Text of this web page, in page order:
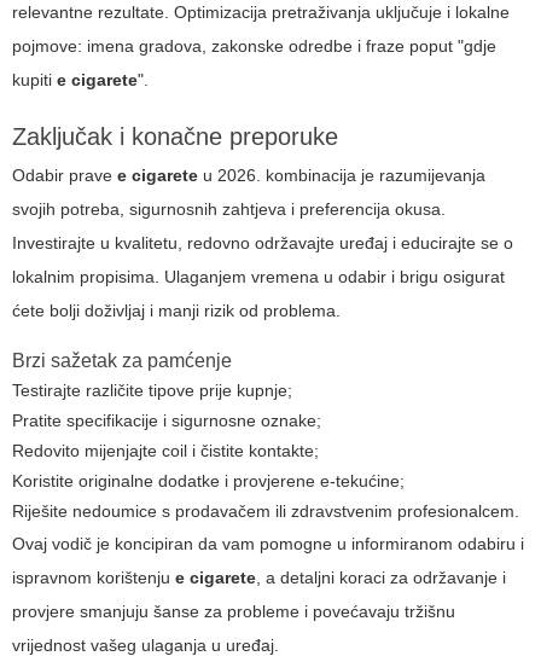
relevantne rezultate. Optimizacija pretraživanja uključuje i lokalne
pojmove: imena gradova, zakonske odredbe i fraze poput "gdje
kupiti e cigarete".
Zaključak i konačne preporuke
Odabir prave e cigarete u 2026. kombinacija je razumijevanja
svojih potreba, sigurnosnih zahtjeva i preferencija okusa.
Investirajte u kvalitetu, redovno održavajte uređaj i educirajte se o
lokalnim propisima. Ulaganjem vremena u odabir i brigu osigurat
ćete bolji doživljaj i manji rizik od problema.
Brzi sažetak za pamćenje
Testirajte različite tipove prije kupnje;
Pratite specifikacije i sigurnosne oznake;
Redovito mijenjajte coil i čistite kontakte;
Koristite originalne dodatke i provjerene e-tekućine;
Riješite nedoumice s prodavačem ili zdravstvenim profesionalcem.
Ovaj vodič je koncipiran da vam pomogne u informiranom odabiru i
ispravnom korištenju e cigarete , a detaljni koraci za održavanje i
provjere smanjuju šanse za probleme i povećavaju tržišnu
vrijednost vašeg ulaganja u uređaj.